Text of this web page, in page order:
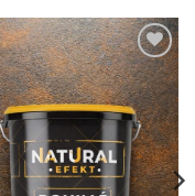
İstek
Listeme
Ekle